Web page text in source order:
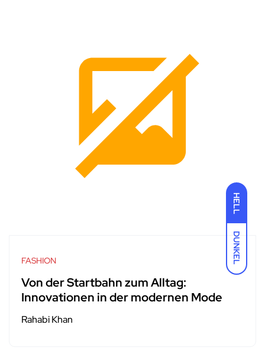
HELL
DUNKEL
FASHION
Von der Startbahn zum Alltag:
Innovationen in der modernen Mode
Rahabi Khan